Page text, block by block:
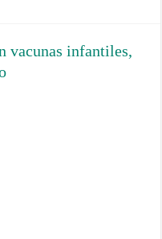
vacunas infantiles,